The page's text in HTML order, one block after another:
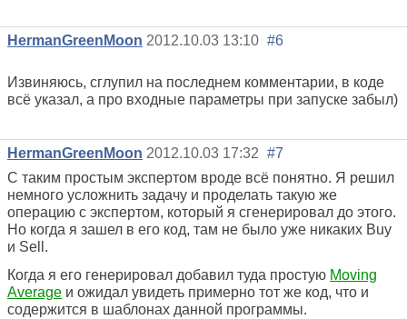
HermanGreenMoon 2012.10.03 13:10 #6
Извиняюсь, сглупил на последнем комментарии, в коде
всё указал, а про входные параметры при запуске забыл)
HermanGreenMoon 2012.10.03 17:32 #7
С таким простым экспертом вроде всё понятно. Я решил
немного усложнить задачу и проделать такую же
операцию с экспертом, который я сгенерировал до этого.
Но когда я зашел в его код, там не было уже никаких Buy
и Sell.
Когда я его генерировал добавил туда простую Moving
Average и ожидал увидеть примерно тот же код, что и
содержится в шаблонах данной программы.